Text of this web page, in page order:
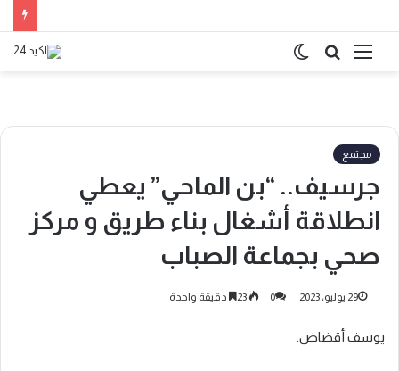
القائمة بحث
مجتمع
جرسيف.. “بن الماحي” يعطي
انطلاقة أشغال بناء طريق و مركز
صحي بجماعة الصباب
29 يوليو، 2023 0 دقيقة واحدة
يوسف أقضاض.